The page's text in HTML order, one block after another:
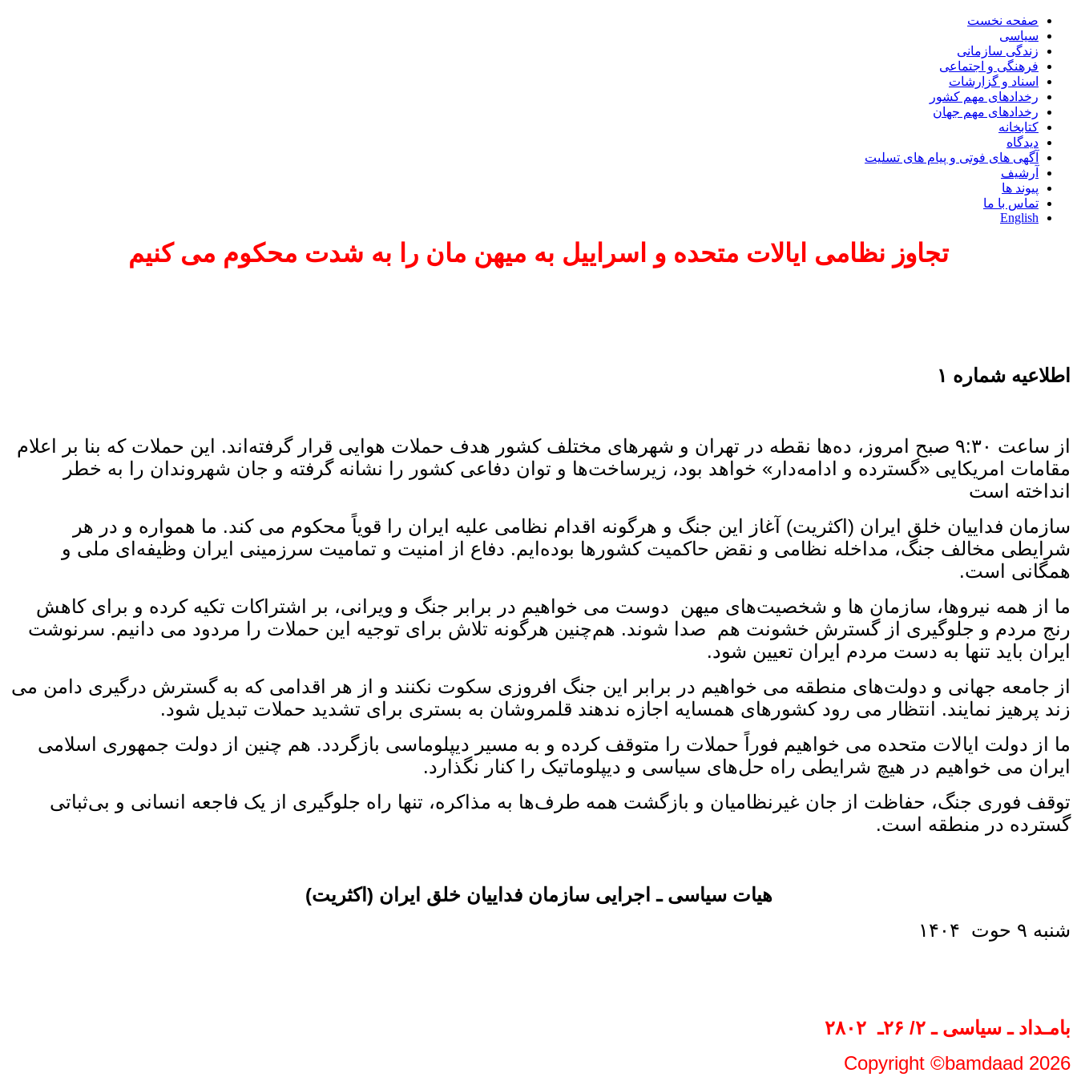
صفحه نخست
سیاسی
زندگی سازمانی
فرهنگی و اجتماعی
اسناد و گزارشات
رخدادهای مهم کشور
رخدادهای مهم جهان
کتابخانه
دیدگاه
آگهی های فوتی و پیام های تسلیت
آرشیف
پیوند ها
تماس با ما
English
تجاوز نظامی ایالات متحده و اسراییل به میهن‌ مان را به ‌شدت محکوم می‌ کنیم
اطلاعیه شماره ۱
از ساعت ۹:۳۰ صبح امروز، ده‌ها نقطه در تهران و شهرهای مختلف کشور هدف حملات هوایی قرار گرفته‌اند. این حملات که بنا بر اعلام
مقامات امریکایی «گسترده و ادامه‌دار» خواهد بود، زیرساخت‌ها و توان دفاعی کشور را نشانه گرفته و جان شهروندان را به خطر
انداخته است
سازمان فداییان خلق ایران (اکثریت) آغاز این جنگ و هرگونه اقدام نظامی علیه ایران را قویاً محکوم می ‌کند. ما همواره و در هر
شرایطی مخالف جنگ، مداخله نظامی و نقض حاکمیت کشورها بوده‌ایم. دفاع از امنیت و تمامیت سرزمینی ایران وظیفه‌ای ملی و
همگانی است.
ما از همه نیروها، سازمان ‌ها و شخصیت‌های میهن‌ دوست می‌ خواهیم در برابر جنگ و ویرانی، بر اشتراکات تکیه کرده و برای کاهش
رنج مردم و جلوگیری از گسترش خشونت هم‌ صدا شوند. هم‌چنین هرگونه تلاش برای توجیه این حملات را مردود می ‌دانیم. سرنوشت
ایران باید تنها به دست مردم ایران تعیین شود.
از جامعه جهانی و دولت‌های منطقه می‌ خواهیم در برابر این جنگ ‌افروزی سکوت نکنند و از هر اقدامی که به گسترش درگیری دامن می‌
زند پرهیز نمایند. انتظار می ‌رود کشورهای همسایه اجازه ندهند قلمروشان به بستری برای تشدید حملات تبدیل شود.
ما از دولت ایالات متحده می‌ خواهیم فوراً حملات را متوقف کرده و به مسیر دیپلوماسی بازگردد. هم‌ چنین از دولت جمهوری اسلامی
ایران می ‌خواهیم در هیچ شرایطی راه‌ حل‌های سیاسی و دیپلوماتیک را کنار نگذارد.
توقف فوری جنگ، حفاظت از جان غیرنظامیان و بازگشت همه طرف‌ها به مذاکره، تنها راه جلوگیری از یک فاجعه انسانی و بی‌ثباتی
گسترده در منطقه است.
هیات سیاسی ـ اجرایی سازمان فداییان خلق ایران (اکثریت)
شنبه ۹ حوت ۱۴۰۴
بامـداد ـ سیاسی ـ ۲/ ۲۶ ـ ‍ ۲۸۰۲
Copyright ©bamdaad 2026